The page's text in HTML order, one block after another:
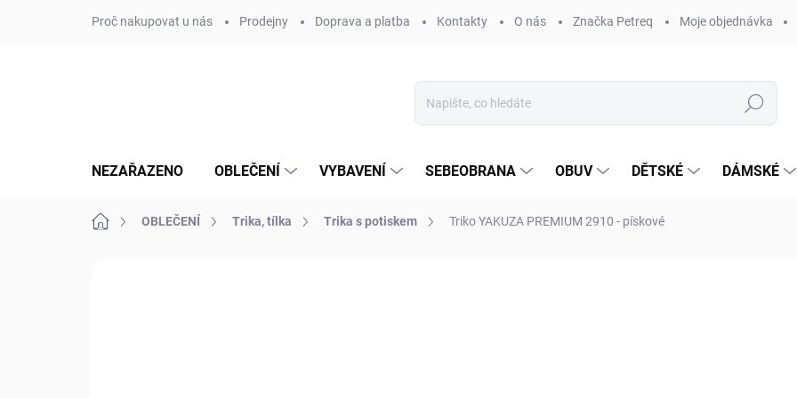
Proč nakupovat u nás Prodejny Doprava a platba Kontakty O nás Značka Petreq Moje objednávka
Hledat
NEZAŘAZENO OBLEČENÍ VYBAVENÍ SEBEOBRANA OBUV DĚTSKÉ DÁMSKÉ
Domů OBLEČENÍ Trika, tílka Trika s potiskem Triko YAKUZA PREMIUM 2910 - pískové